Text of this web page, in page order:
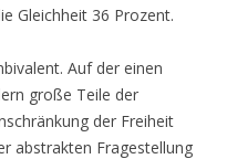
Gleichheit 36 Prozent.
Auf der einen
große Teile der
der Freiheit
abstrakten Fragestellung